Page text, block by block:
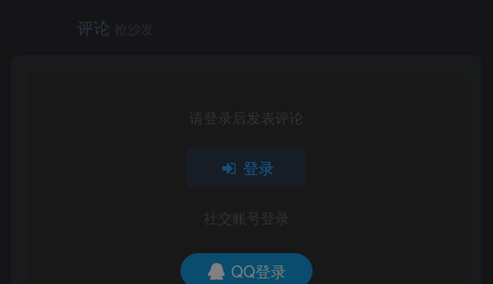
评论 抢沙发
请登录后发表评论
登录
社交账号登录
QQ登录